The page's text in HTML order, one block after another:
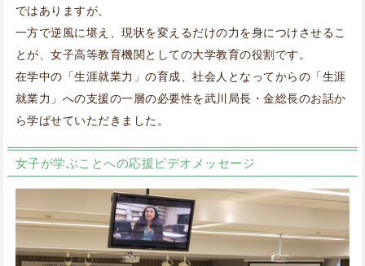
ではありますが、
一方で逆風に堪え、現状を変えるだけの力を身につけさせるこ
とが、女子高等教育機関としての大学教育の役割です。
在学中の「生涯就業力」の育成、社会人となってからの「生涯
就業力」への支援の一層の必要性を武川局長・金総長のお話か
ら学ばせていただきました。
女子が学ぶことへの応援ビデオメッセージ